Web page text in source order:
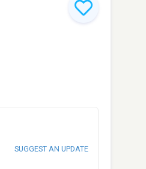
SUGGEST AN UPDATE